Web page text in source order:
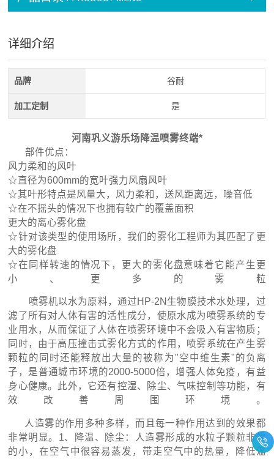
详细介绍
品牌 谷耐
加工定制 是
河南巩义游乐场降温喷雾终端*
部件优点：
风力柔和的风叶
☆直径为600mm的宽叶强力风扇风叶
☆其叶形特点是风量大，风力柔和，送风距离远，噪音低
☆在不摇头的情况下也拥有较广的覆盖面积
更大的离心雾化盘
☆针对该类型的使用场所，我们的雾化工程师为其匹配了更
大的雾化盘
☆在同样转速的情况下，更大的雾化盘意味着它能产生更
小、更多的雾粒
喷雾机以水为原料，通过HP-2N生物膜技术水处理，过
滤了所有对人体有害的活性成分，使原水成为喷雾系统的专
业用水，从而保证了人体在喷雾环境中不会吸入有害物质；
同时，由于高压撞击式雾化方式的作用，喷雾系统在产生雾
颗粒的同时还能释放出大量的被称为"空中维生素"的负离
子，是普通城市环境的2000-5000倍，增强人体免疫，有益
身心健康。此外，它还有控湿、除尘、气味控制等功能，有
效改善周围环境。
人造雾的作用多种多样，而且每一种作用达到的效果都
非常明显。1、降温、除尘：人造雾形成的水粒子颗粒非常
的小，在空气中很容易蒸发，带走空气中的热量，降低温